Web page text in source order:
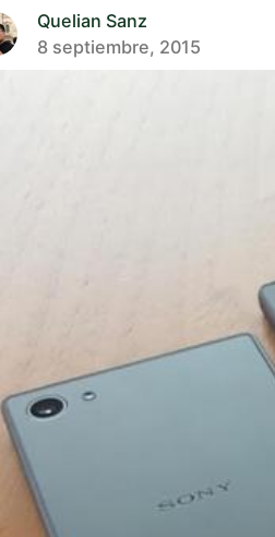
Quelian Sanz
8 septiembre, 2015